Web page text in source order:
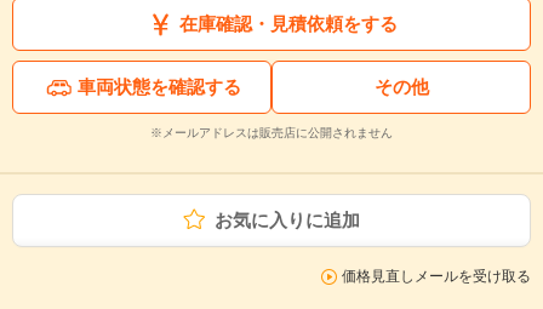
在庫確認・見積依頼をする
車両状態を確認する その他
※メールアドレスは販売店に公開されません
お気に入りに追加
価格見直しメールを受け取る